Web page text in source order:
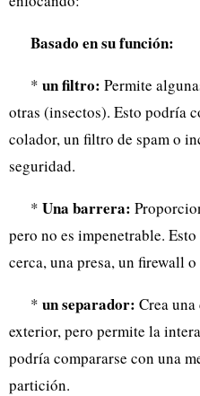
Basado en su función:
* un filtro: Permite
otras (insectos). Esto podría
colador, un filtro de spam o
seguridad.
* Una barrera:
pero no es impenetrable.
cerca, una presa, un firewall
* un separador: Crea
exterior, pero permite la
podría compararse con una
partición.